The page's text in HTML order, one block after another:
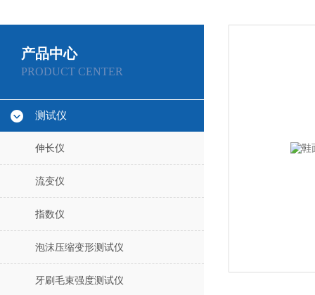
产品中心
PRODUCT CENTER
测试仪
伸长仪
流变仪
指数仪
泡沫压缩变形测试仪
牙刷毛束强度测试仪